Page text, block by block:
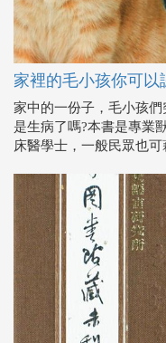
家裡的毛小孩你可以
家中的一份子，毛小孩
是生病了嗎?本書是專業
床醫學士，一般民眾也可